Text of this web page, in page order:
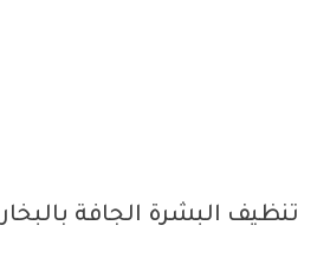
تنظيف البشرة الجافة بالبخار